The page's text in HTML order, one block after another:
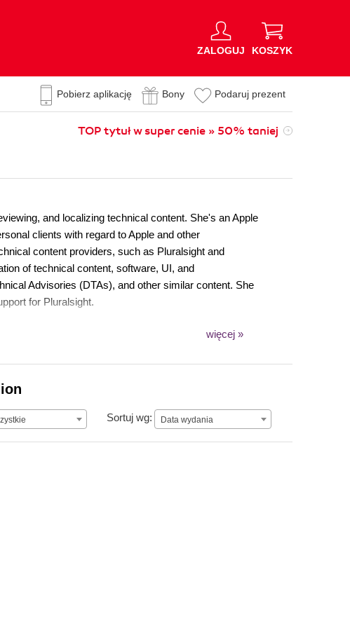
ZALOGUJ KOSZYK
Pobierz aplikację Bony Podaruj prezent
TOP tytuł w super cenie » 50% taniej
and localizing technical content. She's an Apple
clients with regard to Apple and other
content providers, such as Pluralsight and
of technical content, software, UI, and
Advisories (DTAs), and other similar content. She
for Pluralsight.
więcej »
Sortuj wg: Data wydania
Data wydania